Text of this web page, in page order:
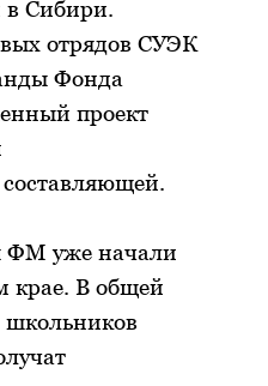
в Сибири.
отрядов СУЭК
Фонда
проект
уже начали
крае. В общей